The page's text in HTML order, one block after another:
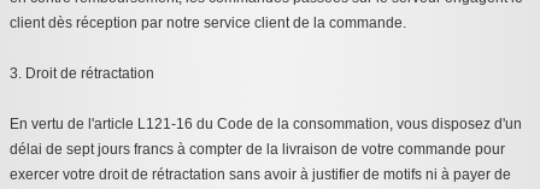
client dès réception par notre service client de la commande.
3. Droit de rétractation
En vertu de l'article L121-16 du Code de la consommation, vous disposez d'un
délai de sept jours francs à compter de la livraison de votre commande pour
exercer votre droit de rétractation sans avoir à justifier de motifs ni à payer de